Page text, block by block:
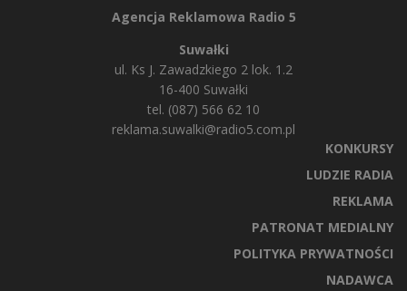
Agencja Reklamowa Radio 5
Suwałki
ul. Ks J. Zawadzkiego 2 lok. 1.2
16-400 Suwałki
tel. (087) 566 62 10
reklama.suwalki@radio5.com.pl
KONKURSY
LUDZIE RADIA
REKLAMA
PATRONAT MEDIALNY
POLITYKA PRYWATNOŚCI
NADAWCA